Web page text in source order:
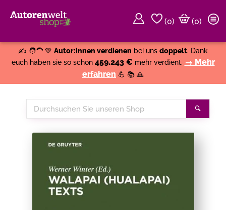
(0)
(0)
✍️ 🧑‍🦱 💚 Autor:innen verdienen bei uns doppelt. Dank
euch haben sie so schon 459.243 € mehr verdient. → Mehr
erfahren 💪 📚 🙏
Durchsuchen
Sie